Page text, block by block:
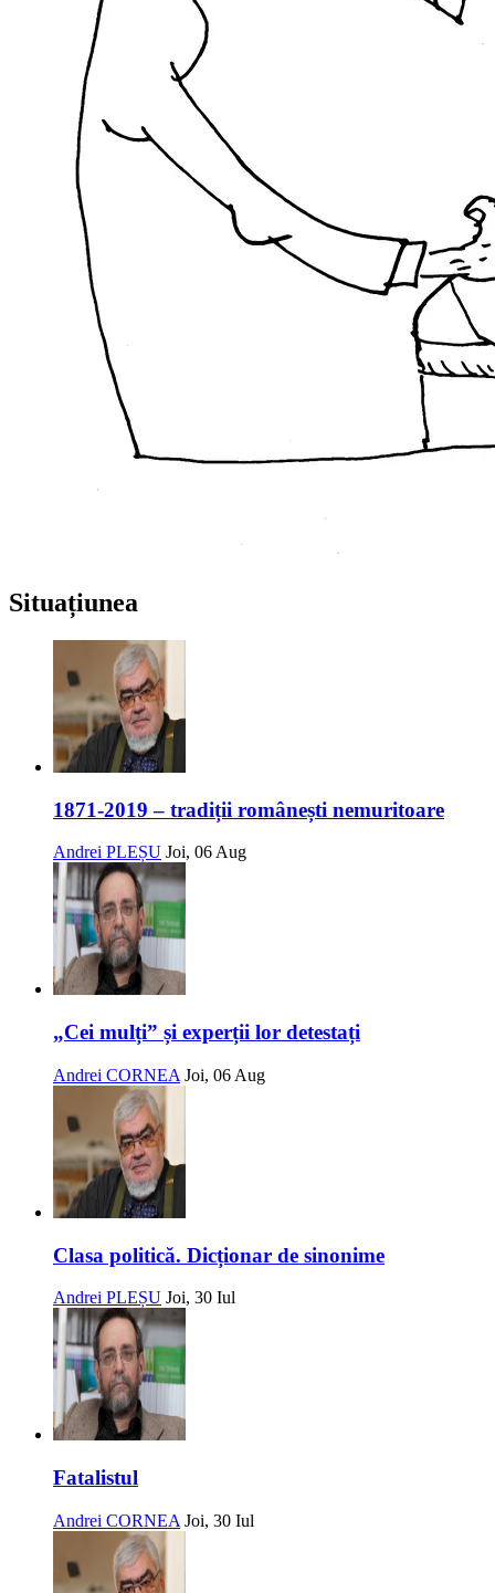
Situațiunea
1871-2019 – tradiții românești nemuritoare
Andrei PLEȘU Joi, 06 Aug
„Cei mulți” și experții lor detestați
Andrei CORNEA Joi, 06 Aug
Clasa politică. Dicționar de sinonime
Andrei PLEȘU Joi, 30 Iul
Fatalistul
Andrei CORNEA Joi, 30 Iul